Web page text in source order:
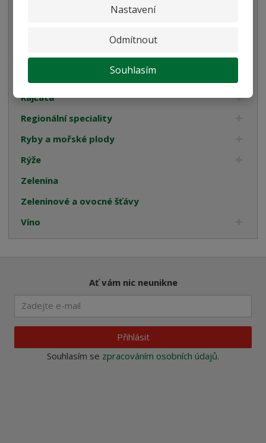
Nastavení
Odmítnout
Souhlasím
Omáčky na těstoviny
Pyré
Rajčata
Regionální speciality
Ryby a mořské plody
Rýže
Zelenina
Zeleninové a ovocné šťávy
Víno
Ať vám nic neunikne
Přihlásit
Souhlasím se zpracováním osobních údajů.